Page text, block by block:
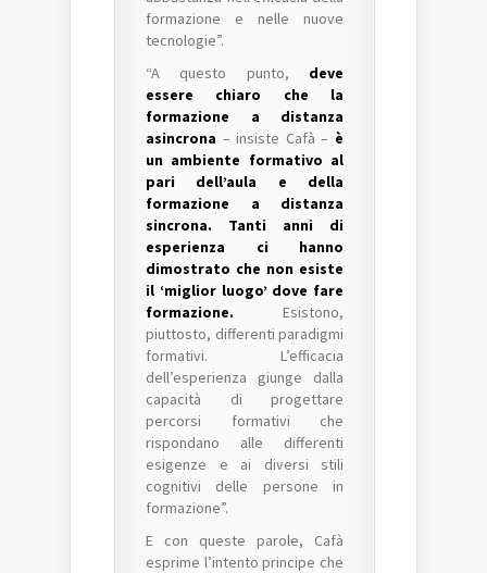
formazione e nelle nuove
tecnologie”.
“A questo punto, deve
essere chiaro che la
formazione a distanza
asincrona – insiste Cafà – è
un ambiente formativo al
pari dell’aula e della
formazione a distanza
sincrona. Tanti anni di
esperienza ci hanno
dimostrato che non esiste
il ‘miglior luogo’ dove fare
formazione. Esistono,
piuttosto, differenti paradigmi
formativi. L’efficacia
dell’esperienza giunge dalla
capacità di progettare
percorsi formativi che
rispondano alle differenti
esigenze e ai diversi stili
cognitivi delle persone in
formazione”.
E con queste parole, Cafà
esprime l’intento principe che